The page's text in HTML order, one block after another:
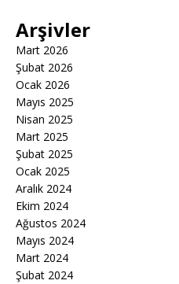
Arşivler
Mart 2026
Şubat 2026
Ocak 2026
Mayıs 2025
Nisan 2025
Mart 2025
Şubat 2025
Ocak 2025
Aralık 2024
Ekim 2024
Ağustos 2024
Mayıs 2024
Mart 2024
Şubat 2024